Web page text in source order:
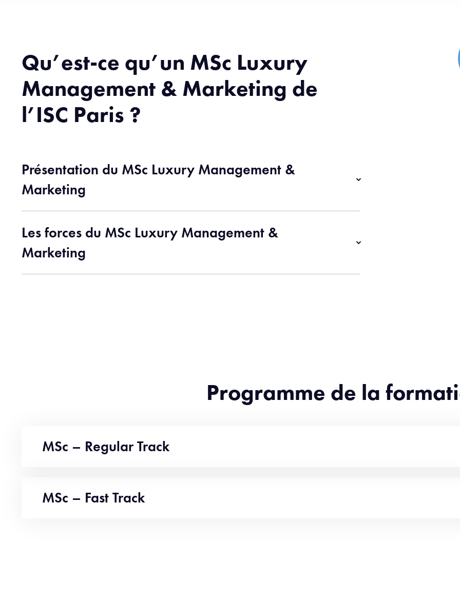
Qu’est-ce qu’un MSc Luxury
Management & Marketing de
l’ISC Paris ?
Présentation du MSc Luxury Management &
Marketing
Les forces du MSc Luxury Management &
Marketing
Programme de la
MSc – Regular Track
MSc – Fast Track